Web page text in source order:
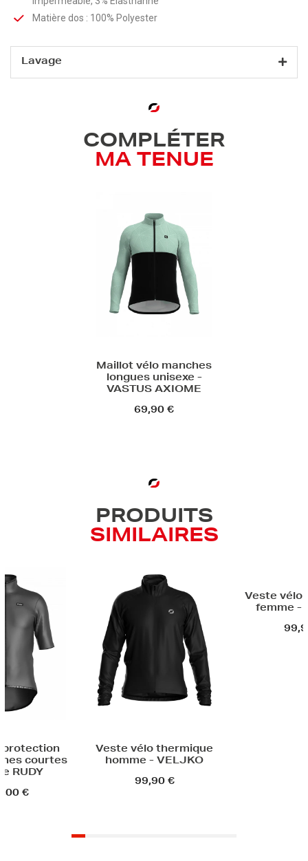
Matière dos : 100% Polyester
Lavage
COMPLÉTER
MA TENUE
Maillot vélo manches
longues unisexe -
VASTUS AXIOME
69,90 €
PRODUITS
SIMILAIRES
thermique
VELJKO
Veste vélo thermique
femme - VELJKO
Veste vélo
hiver